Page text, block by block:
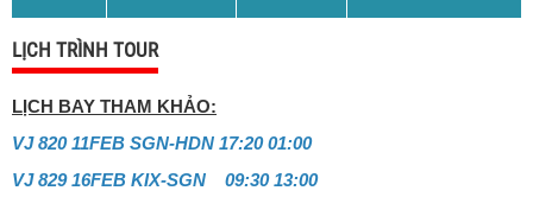
LỊCH TRÌNH TOUR
LỊCH BAY THAM KHẢO:
VJ 820 11FEB SGN-HDN 17:20 01:00
VJ 829 16FEB KIX-SGN 09:30 13:00